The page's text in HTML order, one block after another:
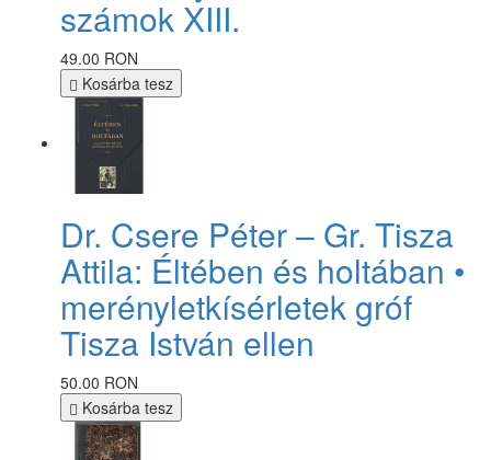
számok XIII.
49.00 RON
Kosárba tesz
Dr. Csere Péter – Gr. Tisza
Attila: Éltében és holtában •
merényletkísérletek gróf
Tisza István ellen
50.00 RON
Kosárba tesz